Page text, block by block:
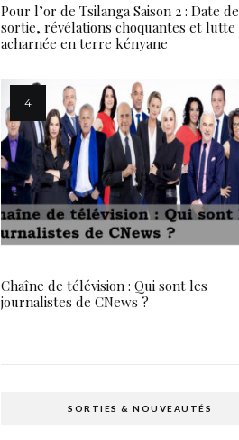
Pour l’or de Tsilanga Saison 2 : Date de
sortie, révélations choquantes et lutte
acharnée en terre kényane
Chaîne de télévision : Qui sont les
journalistes de CNews ?
SORTIES & NOUVEAUTÉS